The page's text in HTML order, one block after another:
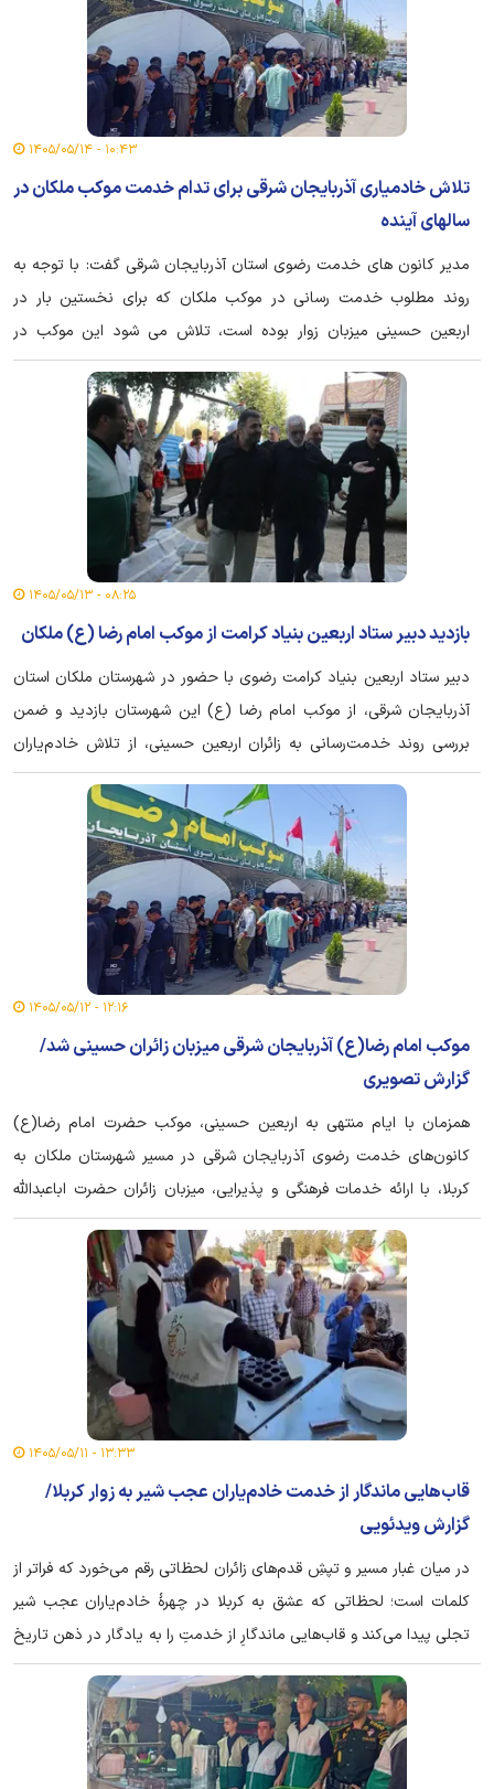
۱۰:۴۳ - ۱۴۰۵/۰۵/۱۴
تلاش خادمیاری آذربایجان شرقی برای تدام خدمت موکب ملکان در
سالهای آینده
مدیر کانون های خدمت رضوی استان آذربایجان شرقی گفت: با توجه به
روند مطلوب خدمت رسانی در موکب ملکان که برای نخستین بار در
اربعین حسینی میزبان زوار بوده است، تلاش می شود این موکب در
سالهای آینده نیز پذیرای زائران باشد.
۰۸:۲۵ - ۱۴۰۵/۰۵/۱۳
بازدید دبیر ستاد اربعین بنیاد کرامت از موکب امام رضا (ع) ملکان
دبیر ستاد اربعین بنیاد کرامت رضوی با حضور در شهرستان ملکان استان
آذربایجان شرقی، از موکب امام رضا (ع) این شهرستان بازدید و ضمن
بررسی روند خدمت‌رسانی به زائران اربعین حسینی، از تلاش خادم‌یاران
رضوی در مسیر میزبانی شایسته از عاشقان حضرت اباعبدالله الحسین (ع)
۱۲:۱۶ - ۱۴۰۵/۰۵/۱۲
موکب امام رضا(ع) آذربایجان شرقی میزبان زائران حسینی شد/
گزارش تصویری
همزمان با ایام منتهی به اربعین حسینی، موکب حضرت امام رضا(ع)
کانون‌های خدمت رضوی آذربایجان شرقی در مسیر شهرستان ملکان به
کربلا، با ارائه خدمات فرهنگی و پذیرایی، میزبان زائران حضرت اباعبدالله
الحسین(ع) است و نوای دلدادگی به حضرت علی بن موسی‌الرضا(ع) را در
مسیر عاشقی زائران طنین‌انداز کرده است. عکس: کبیر ایزدی
۱۳:۳۳ - ۱۴۰۵/۰۵/۱۱
قاب‌هایی ماندگار از خدمت خادم‌یاران عجب شیر به زوار کربلا/
گزارش ویدئویی
در میان غبار مسیر و تپشِ قدم‌های زائران لحظاتی رقم می‌خورد که فراتر از
کلمات است؛ لحظاتی که عشق به کربلا در چهرهٔ خادم‌یاران عجب شیر
تجلی پیدا می‌کند و قاب‌هایی ماندگارِ از خدمتِ را به یادگار در ذهن تاریخ
به ثبت می‌رساند.